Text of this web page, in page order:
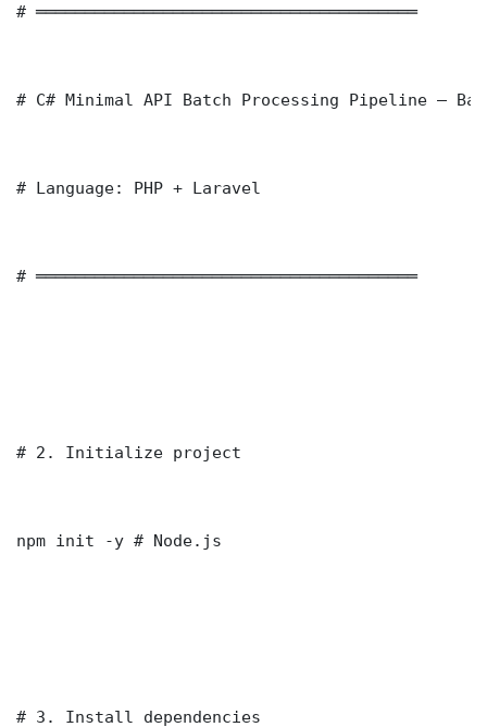
# ═══════════════════════════════════════
# C# Minimal API Batch Processing Pipeline —
# Language: PHP + Laravel
# ═══════════════════════════════════════
# 2. Initialize project
npm init -y # Node.js
# 3. Install dependencies